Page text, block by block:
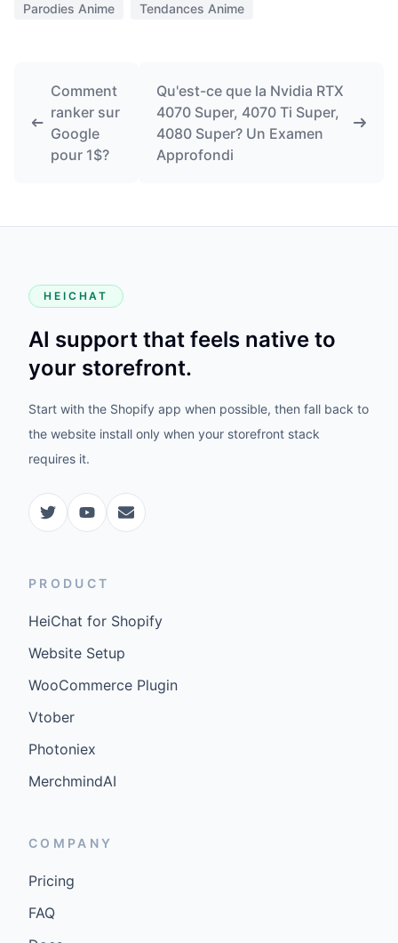
Parodies Anime
Tendances Anime
Comment
ranker sur
Google
pour 1$?
Qu'est-ce que la Nvidia RTX
4070 Super, 4070 Ti Super,
4080 Super? Un Examen
Approfondi
HEICHAT
AI support that feels native to
your storefront.
Start with the Shopify app when possible, then fall back to
the website install only when your storefront stack
requires it.
PRODUCT
HeiChat for Shopify
Website Setup
WooCommerce Plugin
Vtober
Photoniex
MerchmindAI
COMPANY
Pricing
FAQ